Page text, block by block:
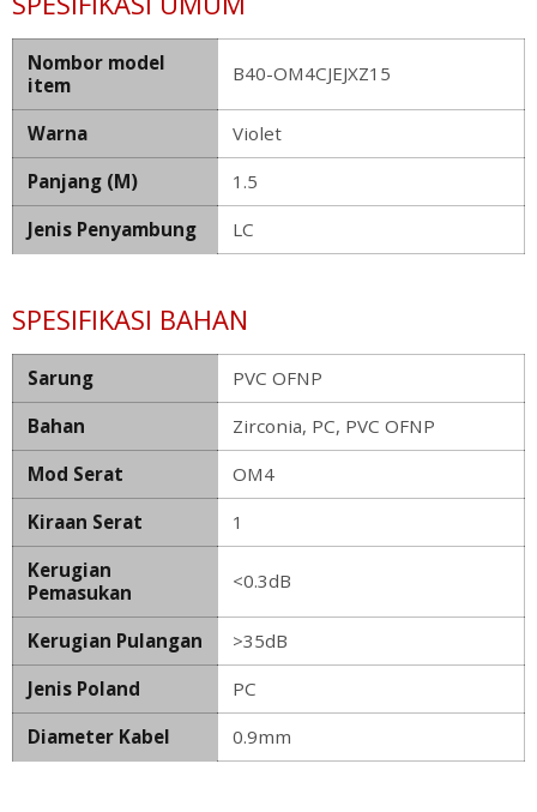
Nombor model
item
B40-OM4CJEJXZ15
Warna
Violet
Panjang (M)
1.5
Jenis Penyambung
LC
SPESIFIKASI BAHAN
Sarung
PVC OFNP
Bahan
Zirconia, PC, PVC OFNP
Mod Serat
OM4
Kiraan Serat
1
Kerugian
Pemasukan
<0.3dB
Kerugian Pulangan
>35dB
Jenis Poland
PC
Diameter Kabel
0.9mm